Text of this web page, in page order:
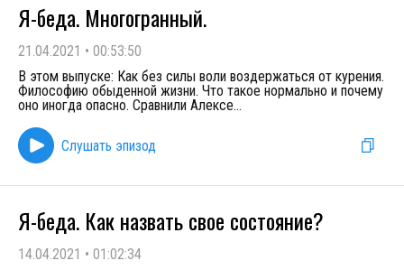
Я-беда. Многогранный.
21.04.2021 • 00:53:50
В этом выпуске: Как без силы воли воздержаться от курения.
Философию обыденной жизни. Что такое нормально и почему
оно иногда опасно. Сравнили Алексе...
Слушать эпизод
Я-беда. Как назвать свое состояние?
14.04.2021 • 01:02:34